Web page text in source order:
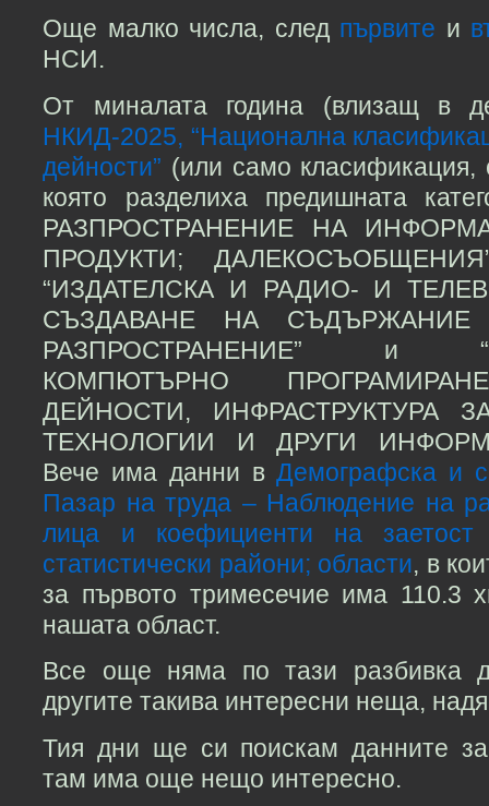
Още малко числа, след първите и
НСИ.
От миналата година (влизащ в
НКИД-2025, “Национална
дейности” (или само
която разделиха предишната
РАЗПРОСТРАНЕНИЕ НА
ПРОДУКТИ;
“ИЗДАТЕЛСКА И РАДИО- И
СЪЗДАВАНЕ НА
РАЗПРОСТРАНЕНИЕ” и
КОМПЮТЪРНО
ДЕЙНОСТИ, ИНФРАСТРУКТУРА
ТЕХНОЛОГИИ И ДРУГИ
Вече има данни вДемографска и
Пазар на труда – Наблюдение на
лица и коефициенти на
статистически райони; области, в
за първото тримесечие има 110.3
нашата област.
Все още няма по тази разбивка
другите такива интересни неща,
Тия дни ще си поискам данните за
там има още нещо интересно.